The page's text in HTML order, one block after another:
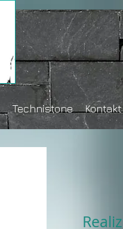
Technistone Kontakt